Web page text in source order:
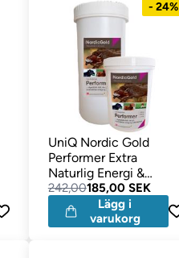
- 24%
UniQ Nordic Gold
Performer Extra
Naturlig Energi &
Uthållighet - SEP
DATOVARER
242,00185,00 SEK
Lägg i
varukorg